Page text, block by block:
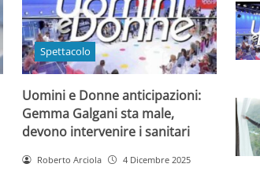
Spettacolo
Uomini e Donne anticipazioni:
Gemma Galgani sta male,
devono intervenire i sanitari
Roberto Arciola 4 Dicembre 2025